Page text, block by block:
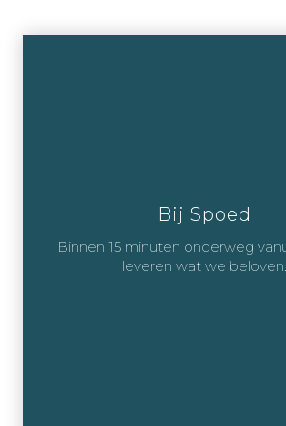
Bij Spoed
Binnen 15 minuten onderweg
leveren wat we beloven.